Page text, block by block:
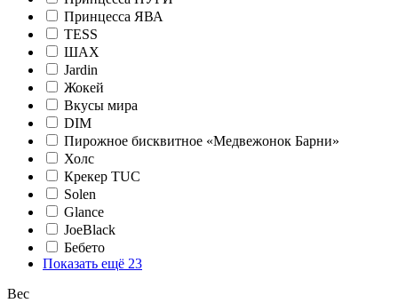
Принцесса ЯВА
TESS
ШАХ
Jardin
Жокей
Вкусы мира
DIM
Пирожное бисквитное «Медвежонок Барни»
Холс
Крекер TUC
Solen
Glance
JoeBlack
Бебето
Показать ещё 23
Вес